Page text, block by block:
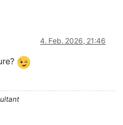
4. Feb. 2026, 21:46